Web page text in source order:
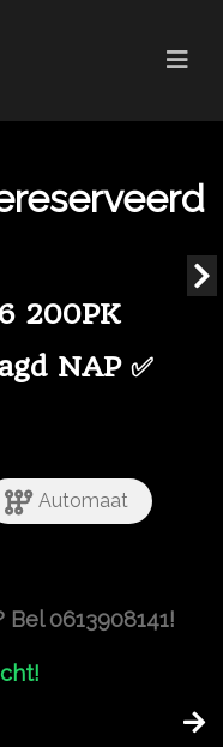
200PK
NAP ✅
Automaat
0613908141!